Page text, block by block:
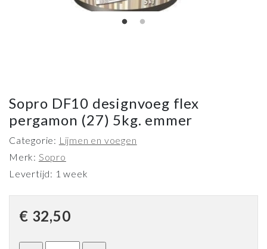
Sopro DF10 designvoeg flex
pergamon (27) 5kg. emmer
Categorie: Lijmen en voegen
Merk: Sopro
Levertijd: 1 week
€ 32,50